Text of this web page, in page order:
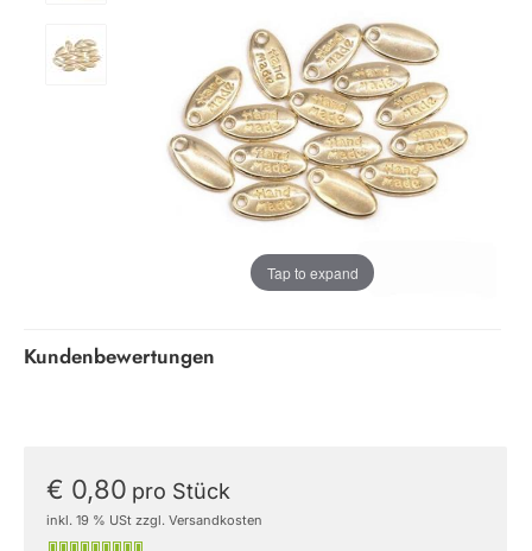
Tap to expand
Kundenbewertungen
€ 0,80 pro Stück
inkl. 19 % USt zzgl. Versandkosten